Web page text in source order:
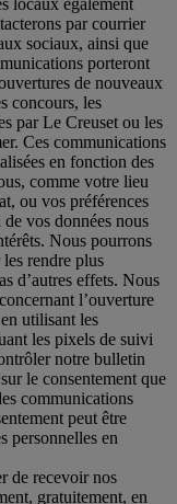
par courrier
sociaux, ainsi que
porteront
de nouveaux
concours, les
par Le Creuset ou les
Ces communications
en fonction des
comme votre lieu
ou vos préférences
vos données nous
Nous pourrons
les rendre plus
d’autres effets. Nous
l’ouverture
utilisant les
les pixels de suivi
notre bulletin
le consentement que
communications
peut être
personnelles en
de recevoir nos
gratuitement, en